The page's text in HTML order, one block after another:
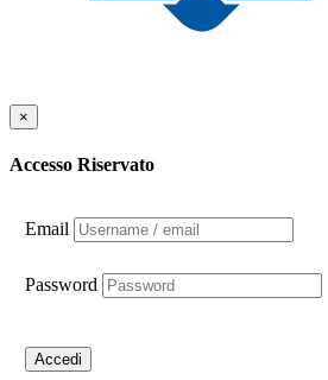
×
Accesso Riservato
Email
Password
Accedi